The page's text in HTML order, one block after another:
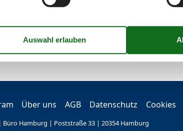
Über uns AGB Datenschutz Cookies
Büro Hamburg | Poststraße 33 | 20354 Hamburg